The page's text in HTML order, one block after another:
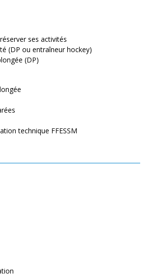
ses activités
(DP ou entraîneur hockey)
(DP)
technique FFESSM